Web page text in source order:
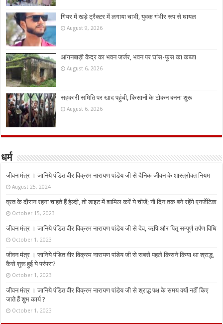
गियर में खड़े ट्रैक्टर में लगाया चाभी, युवक गंभीर रूप से घायल
August 9, 2026
आंगनबाड़ी केंद्र का भवन जर्जर, भवन पर घांस-फूस का कब्जा
August 6, 2026
सहकारी समिति पर खाद पहुंची, किसानों के टोकन बनना शुरू
August 6, 2026
धर्म
जीवन मंत्र । जानिये पंडित वीर विक्रम नारायण पांडेय जी से दैनिक जीवन के शास्त्रोक्त नियम
August 25, 2024
व्रत के दौरान रहना चाहते हैं हेल्दी, तो डाइट में शामिल करें ये चीजें; नौ दिन तक बने रहेंगे एनर्जेटिक
October 15, 2023
जीवन मंत्र । जानिये पंडित वीर विक्रम नारायण पांडेय जी से देव, ऋषि और पितृ सम्पूर्ण तर्पण विधि
October 1, 2023
जीवन मंत्र । जानिये पंडित वीर विक्रम नारायण पांडेय जी से सबसे पहले किसने किया था श्राद्ध,
कैसे शुरू हुई ये परंपरा?
October 1, 2023
जीवन मंत्र । जानिये पंडित वीर विक्रम नारायण पांडेय जी से श्राद्ध पक्ष के समय क्यों नहीं किए
जाते हैं शुभ कार्य ?
October 1, 2023